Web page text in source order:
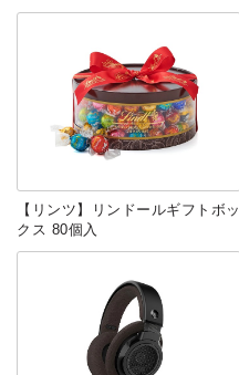
【リンツ】リンドールギフトボッ
クス 80個入